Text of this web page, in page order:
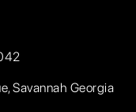
Savannah Georgia